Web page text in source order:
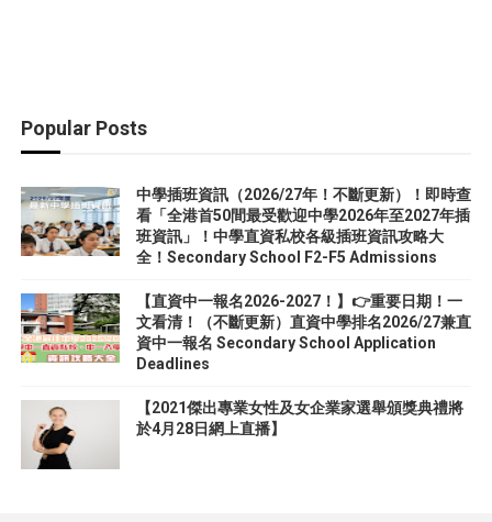
Popular Posts
中學插班資訊（2026/27年！不斷更新）！即時查
看「全港首50間最受歡迎中學2026年至2027年插
班資訊」！中學直資私校各級插班資訊攻略大
全！Secondary School F2-F5 Admissions
【直資中一報名2026-2027！】👉重要日期！一
文看清！（不斷更新）直資中學排名2026/27兼直
資中一報名 Secondary School Application
Deadlines
【2021傑出專業女性及女企業家選舉頒獎典禮將
於4月28日網上直播】